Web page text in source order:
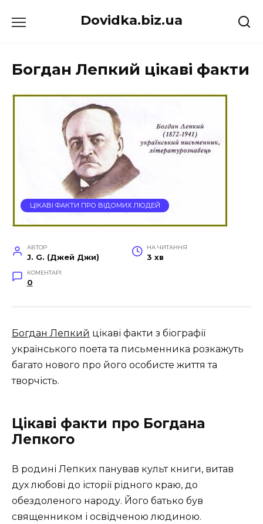
до
Dovidka.biz.ua
Богдан Лепкий цікаві факти
ЦІКАВІ ФАКТИ ПРО ВІДОМИХ ЛЮДЕЙ
АВТОР
J. G. (Джей Джи)
НА ЧИТАННЯ
3 хв
КОМЕНТАРІ
0
Богдан Лепкий цікаві факти з біографії
українського поета та письменника розкажуть
багато нового про його особисте життя та
творчість.
Цікаві факти про Богдана
Лепкого
В родині Лепких панував культ книги, витав
дух любові до історії рідного краю, до
обездоленого народу. Його батько був
священником і освідченою людиною.